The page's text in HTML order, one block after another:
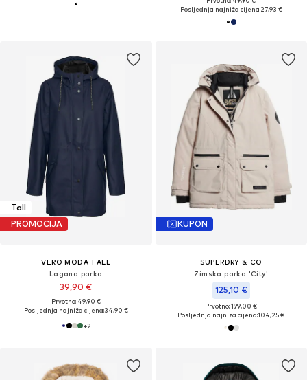
Posljednja najniža cijena:27,93 €
Tall
PROMOCIJA
VERO MODA TALL
Lagana parka
39,90 €
Prvotno: 49,90 €
Posljednja najniža cijena:34,90 €
+2
KUPON
SUPERDRY & CO
Zimska parka 'City'
125,10 €
Prvotno: 199,00 €
Posljednja najniža cijena:104,25 €